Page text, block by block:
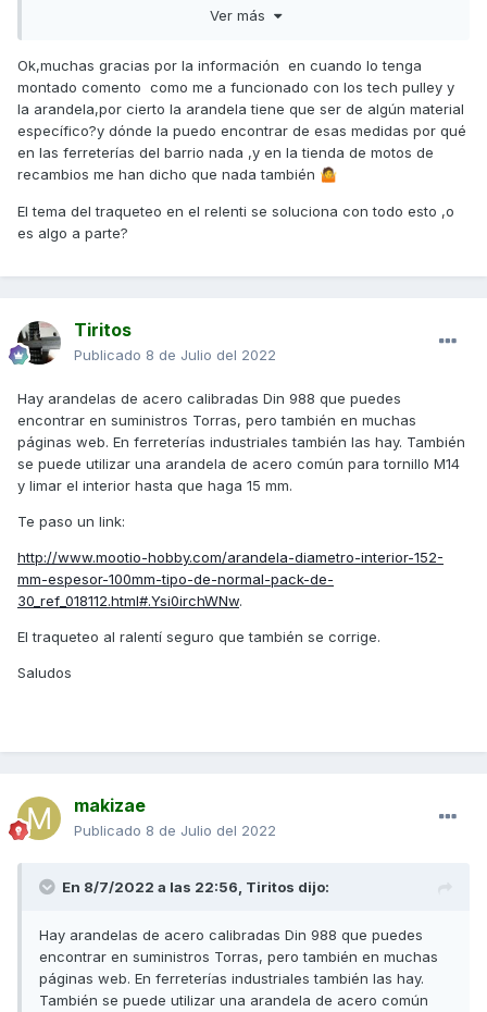
no vas a llevar el motor acelerado constantemente. Por ese
para el problema que tienes.
Saludos
Ver más
Ok,muchas gracias por la información en cuando lo tenga
montado comento como me a funcionado con los tech pulley y
la arandela,por cierto la arandela tiene que ser de algún material
específico?y dónde la puedo encontrar de esas medidas por qué
en las ferreterías del barrio nada ,y en la tienda de motos de
recambios me han dicho que nada también 🤷
El tema del traqueteo en el relenti se soluciona con todo esto ,o
es algo a parte?
Tiritos
Publicado 8 de Julio del 2022
Hay arandelas de acero calibradas Din 988 que puedes
encontrar en suministros Torras, pero también en muchas
páginas web. En ferreterías industriales también las hay. También
se puede utilizar una arandela de acero común para tornillo M14
y limar el interior hasta que haga 15 mm.
Te paso un link:
http://www.mootio-hobby.com/arandela-diametro-interior-152-
mm-espesor-100mm-tipo-de-normal-pack-de-
30_ref_018112.html#.Ysi0irchWNw.
El traqueteo al ralentí seguro que también se corrige.
Saludos
makizae
Publicado 8 de Julio del 2022
En 8/7/2022 a las 22:56, Tiritos dijo:
Hay arandelas de acero calibradas Din 988 que puedes
encontrar en suministros Torras, pero también en muchas
páginas web. En ferreterías industriales también las hay.
También se puede utilizar una arandela de acero común